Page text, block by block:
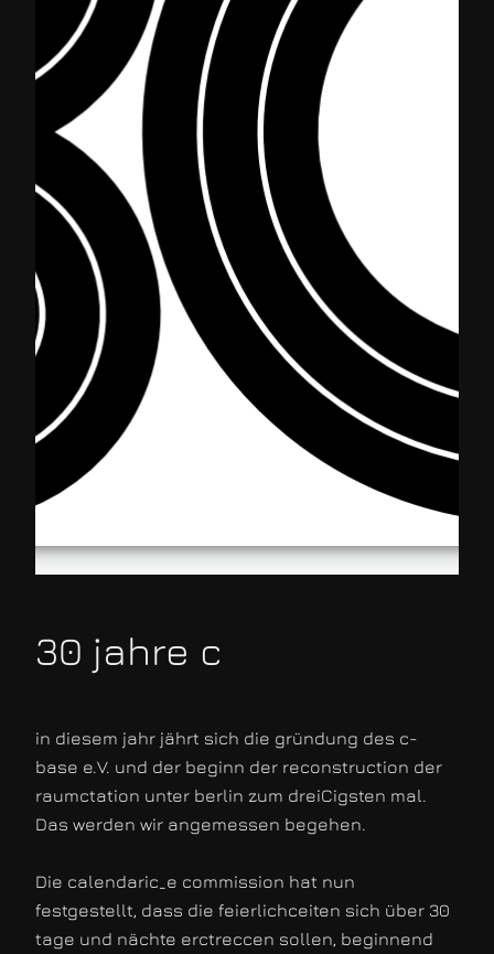
30 jahre c
in diesem jahr jährt sich die gründung des c-
base e.V. und der beginn der reconstruction der
raumctation unter berlin zum dreiCigsten mal.
Das werden wir angemessen begehen.
Die calendaric_e commission hat nun
festgestellt, dass die feierlichceiten sich über 30
tage und nächte erctreccen sollen, beginnend